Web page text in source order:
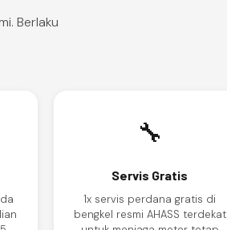
Berlaku
🔧
Servis Gratis
1x servis perdana gratis di
bengkel resmi AHASS terdekat